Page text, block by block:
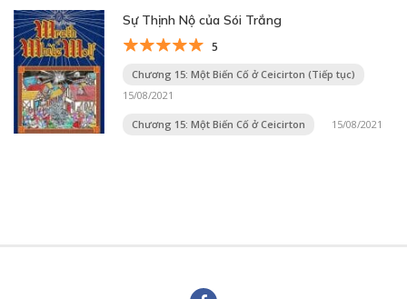
Sự Thịnh Nộ của Sói Trắng
5
Chương 15: Một Biến Cố ở Ceicirton (Tiếp tục)
15/08/2021
Chương 15: Một Biến Cố ở Ceicirton 15/08/2021